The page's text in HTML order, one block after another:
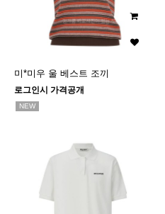
미*미우 울 베스트 조끼
로그인시 가격공개
NEW